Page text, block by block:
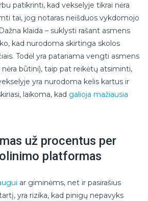
patikrinti, kad vekselyje tikrai nėra
tai, jog notaras neišduos vykdomojo
klaida – suklysti rašant asmens
kad nurodoma skirtinga skolos
Todėl yra patariama vengti asmens
būtini), taip pat reikėtų atsiminti,
yra nurodoma kelis kartus ir
laikoma, kad galioja mažiausia
už procentus per
platformas
ar giminėms, net ir pasirašius
yra rizika, kad pinigų nepavyks